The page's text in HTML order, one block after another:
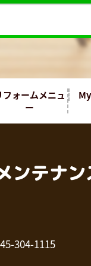
フォームメニュ
ー
304-1115